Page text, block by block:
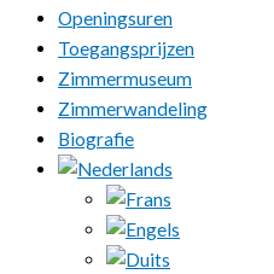
Openingsuren
Toegangsprijzen
Zimmermuseum
Zimmerwandeling
Biografie